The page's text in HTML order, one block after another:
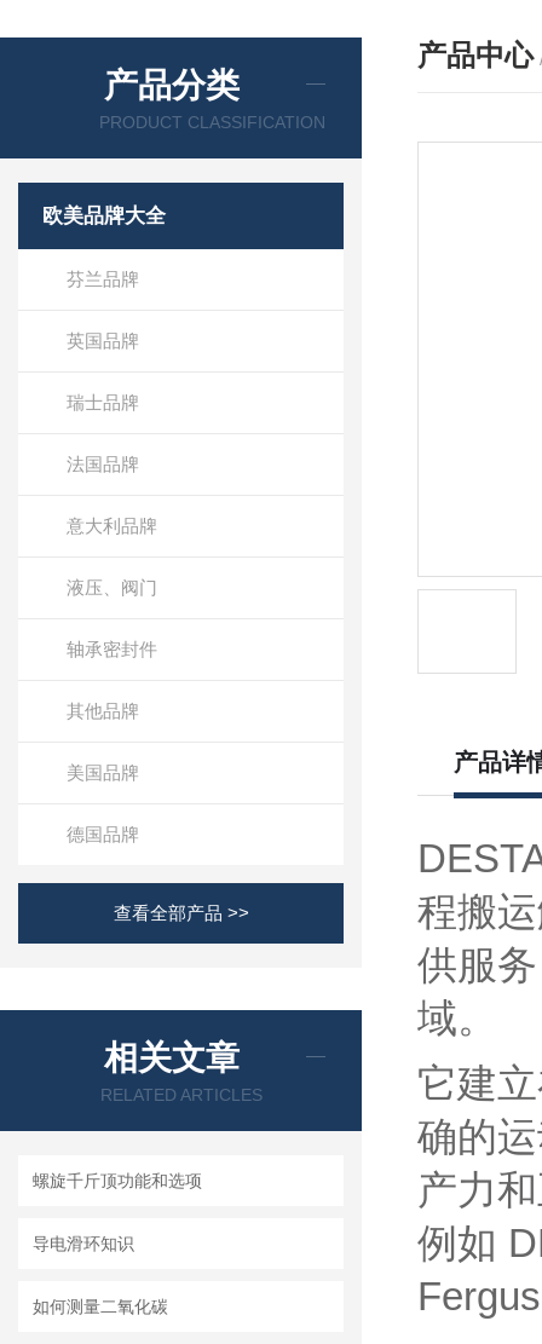
产品分类
PRODUCT CLASSIFICATION
欧美品牌大全
芬兰品牌
英国品牌
瑞士品牌
法国品牌
意大利品牌
液压、阀门
轴承密封件
其他品牌
美国品牌
德国品牌
查看全部产品 >>
相关文章
RELATED ARTICLES
螺旋千斤顶功能和选项
导电滑环知识
如何测量二氧化碳
产品中心
产品详
程搬
供服
域。
它建
确的
产力
例如